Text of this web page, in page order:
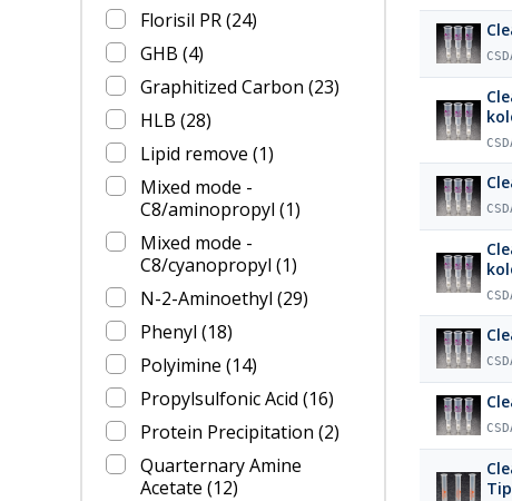
Florisil PR(24)
GHB (4)
Graphitized Carbon (23)
HLB (28)
Lipid remove (1)
Mixed mode -
C8/aminopropyl (1)
Mixed mode -
C8/cyanopropyl (1)
N-2-Aminoethyl (29)
Phenyl (18)
Polyimine (14)
Propylsulfonic Acid (16)
Protein Precipitation (2)
Quarternary Amine
Acetate (12)